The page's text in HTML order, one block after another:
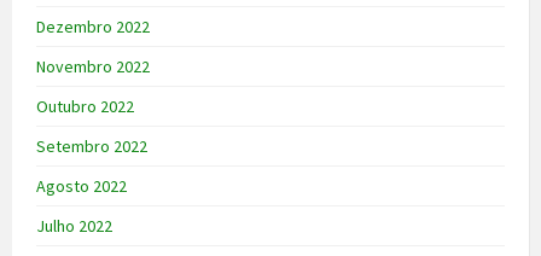
Dezembro 2022
Novembro 2022
Outubro 2022
Setembro 2022
Agosto 2022
Julho 2022